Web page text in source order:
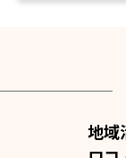
地域